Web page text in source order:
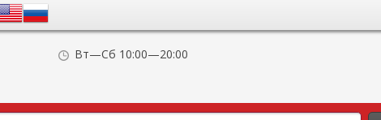
Вт—Сб 10:00—20:00